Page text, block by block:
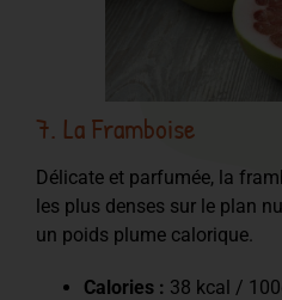
7. La Framboise
Délicate et parfumée, la
les plus denses sur le plan
un poids plume calorique.
Calories : 38 kcal /